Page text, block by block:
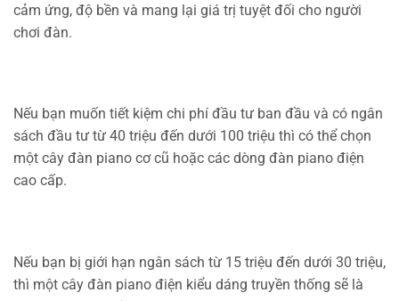
cảm ứng, độ bền và mang lại giá trị tuyệt đối cho người
chơi đàn.
Nếu bạn muốn tiết kiệm chi phí đầu tư ban đầu và có ngân
sách đầu tư từ 40 triệu đến dưới 100 triệu thì có thể chọn
một cây đàn piano cơ cũ hoặc các dòng đàn piano điện
cao cấp.
Nếu bạn bị giới hạn ngân sách từ 15 triệu đến dưới 30 triệu,
thì một cây đàn piano điện kiểu dáng truyền thống sẽ là